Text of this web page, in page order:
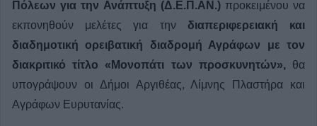
Πόλεων για την Ανάπτυξη (Δ.Ε.Π.ΑΝ.)προκειμένου να
εκπονηθούν μελέτες για την διαπεριφερειακή και
διαδημοτική ορειβατική διαδρομή Αγράφων με τον
διακριτικό τίτλο «Μονοπάτι των προσκυνητών»,θα
υπογράψουν οι Δήμοι Αργιθέας, Λίμνης Πλαστήρα και
Αγράφων Ευρυτανίας.